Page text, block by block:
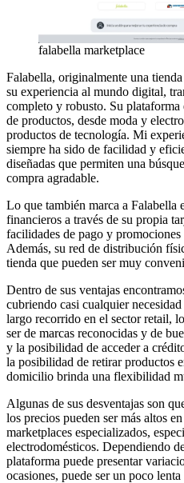
falabella marketplace
Falabella, originalmente una
su experiencia al mundo digital,
completo y robusto. Su
de productos, desde moda y
productos de tecnología. Mi
siempre ha sido de facilidad y
diseñadas que permiten una
compra agradable.
Lo que también marca a Falabella
financieros a través de su propia
facilidades de pago y promociones
Además, su red de distribución
tienda que pueden ser muy
Dentro de sus ventajas
cubriendo casi cualquier
largo recorrido en el sector retail,
ser de marcas reconocidas y de
y la posibilidad de acceder a
la posibilidad de retirar productos
domicilio brinda una flexibilidad
Algunas de sus desventajas son
los precios pueden ser más altos
marketplaces especializados,
electrodomésticos. Dependiendo
plataforma puede presentar
ocasiones, puede ser un poco